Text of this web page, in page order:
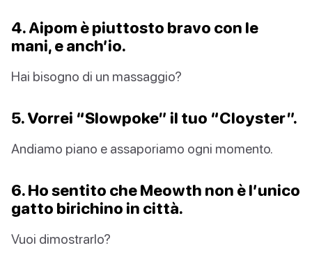
4. Aipom è piuttosto bravo con le
mani, e anch’io.
Hai bisogno di un massaggio?
5. Vorrei “Slowpoke” il tuo “Cloyster”.
Andiamo piano e assaporiamo ogni momento.
6. Ho sentito che Meowth non è l’unico
gatto birichino in città.
Vuoi dimostrarlo?